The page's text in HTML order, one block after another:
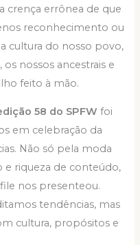
crença errônea de que
reconhecimento ou
cultura do nosso povo,
nossos ancestrais e
feito à mão.
58 do SPFW foi
em celebração da
Não só pela moda
riqueza de conteúdo,
nos presenteou.
tendências, mas
cultura, propósitos e